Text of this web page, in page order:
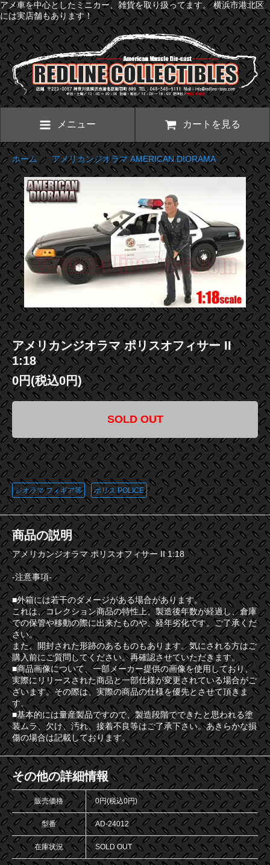
アメ車を中心としたミニカー、雑貨を取り扱ってます。 横浜市港北区
には実店舗もあります！
メニュー カートを見る
ホーム>アメリカンジオラマ AMERICAN DIORAMA
アメリカンジオラマ ポリスオフィサー II
1:18
0円(税込0円)
SOLD OUT
この商品に登録されているタグ
ジオラマ フィギア等 ポリス POLICE
商品の説明
アメリカンジオラマ ポリスオフィサー II 1:18
-注意事項-
■外箱には若干のダメージがある場合があります。
これは、コレクション商品の特性上、製造後年数が経過し、倉庫
での保管や移動の際に出来たものや、経年劣化です。ご了承くだ
さい。
また、開封された形跡のあるものもあります。気にされる方はご
購入前にご質問してください。再確認させていただきます。
■商品画像について、一部メーカー提供の画像を使用しており、
実際にリリースされた商品と一部仕様が変更されている場合がご
ざいます。その際は、実際の商品の仕様を優先とさせて頂きま
す。
■基本的には量産製品ですので、製造段階でできたと思われる塗
装ムラ、欠け、汚れ、接着不良等はご了承下さい。あきらかな損
傷の場合は記載しております。
その他の詳細情報
販売価格 0円(税込0円)
型番 AD-24012
在庫状況 SOLD OUT